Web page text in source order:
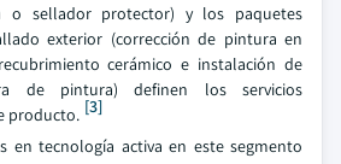
o sellador protector) y los paquetes
exterior (corrección de pintura en
cerámico e instalación de
de pintura) definen los servicios
producto. [3]
en tecnología activa en este segmento